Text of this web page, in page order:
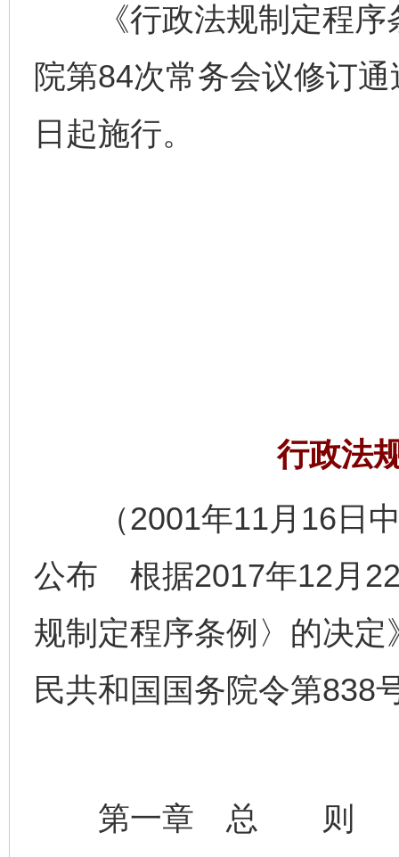
《行政法规制定程序
院第84次常务会议修订
日起施行。
行政法
（2001年11月16日中
公布 根据2017年12月
规制定程序条例〉的决
民共和国国务院令第838
第一章 总 则